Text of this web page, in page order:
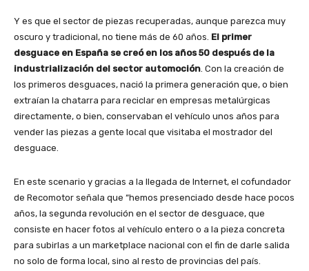
Y es que el sector de piezas recuperadas, aunque parezca muy
oscuro y tradicional, no tiene más de 60 años. El primer
desguace en España se creó en los años 50 después de la
industrialización del sector automoción. Con la creación de
los primeros desguaces, nació la primera generación que, o bien
extraían la chatarra para reciclar en empresas metalúrgicas
directamente, o bien, conservaban el vehículo unos años para
vender las piezas a gente local que visitaba el mostrador del
desguace.
En este scenario y gracias a la llegada de Internet, el cofundador
de Recomotor señala que “hemos presenciado desde hace pocos
años, la segunda revolución en el sector de desguace, que
consiste en hacer fotos al vehículo entero o a la pieza concreta
para subirlas a un marketplace nacional con el fin de darle salida
no solo de forma local, sino al resto de provincias del país.